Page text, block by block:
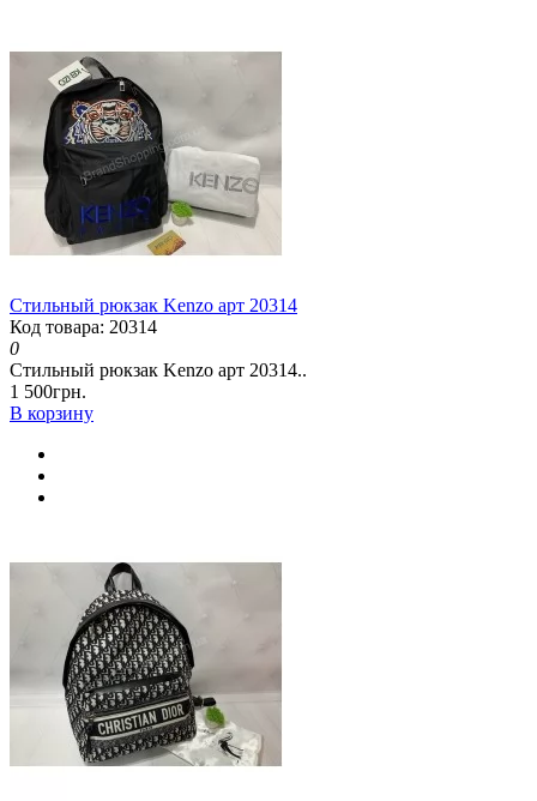
Стильный рюкзак Kenzo арт 20314
Код товара: 20314
0
Стильный рюкзак Kenzo арт 20314..
1 500грн.
В корзину